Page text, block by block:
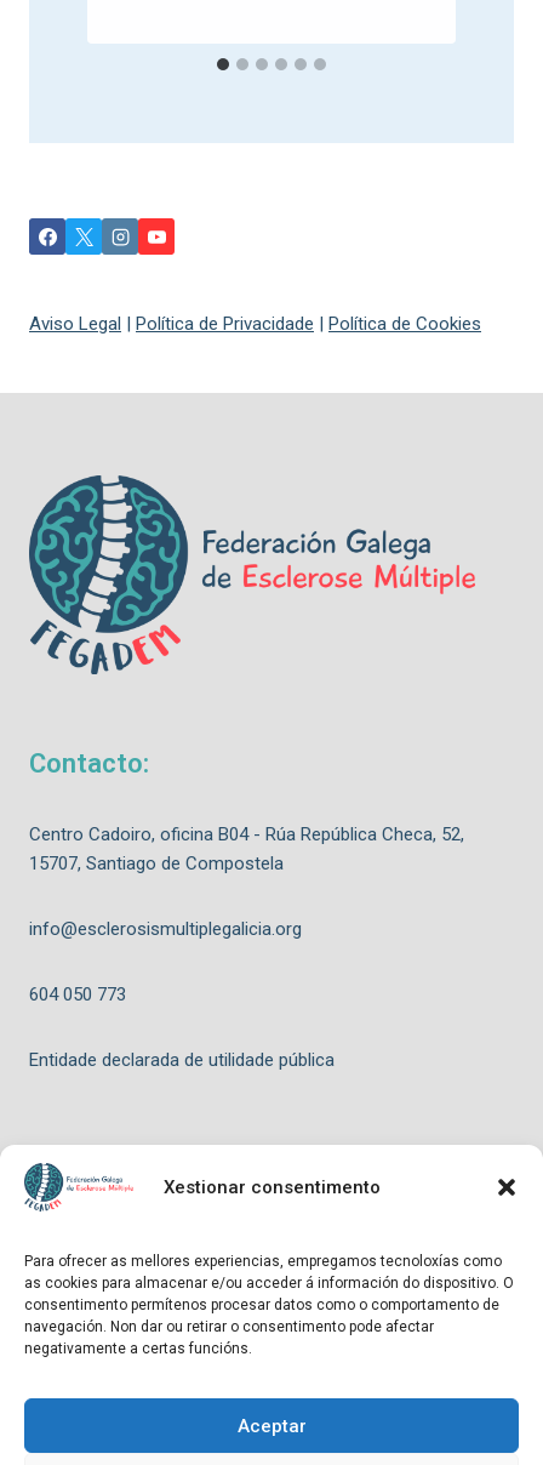
Xestionar consentimento
Para ofrecer as mellores experiencias, empregamos tecnoloxías como
as cookies para almacenar e/ou acceder á información do dispositivo. O
consentimento permítenos procesar datos como o comportamento de
navegación. Non dar ou retirar o consentimento pode afectar
negativamente a certas funcións.
Aceptar
Aviso Legal Política de Privacidade Política de Cookies
Contacto:
Centro Cadoiro, oficina B04 - Rúa República Checa, 52,
15707, Santiago de Compostela
info@esclerosismultiplegalicia.org
604 050 773
Entidade declarada de utilidade pública
Hosting patrocinado por
Entidade declarada de utilidade pública